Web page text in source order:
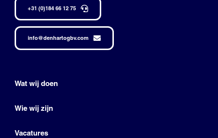
+31 (0)184 66 12 75
info@denhartogbv.com
Wat wij doen
Wie wij zijn
Vacatures